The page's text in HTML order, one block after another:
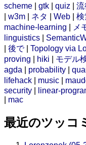
scheme
gtk quiz 流
w3m ネタ Web 検
machine-learning
メ
linguistics
後で| Topology via
proving
hiki モデル
agda
probability
lifehack
music
security
linear-
mac
最近のツッコ